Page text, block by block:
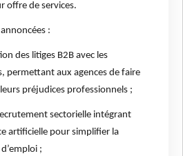
offre de services.
:
des litiges B2B avec les
permettant aux agences de faire
préjudices professionnels ;
sectorielle intégrant
artificielle pour simplifier la
;